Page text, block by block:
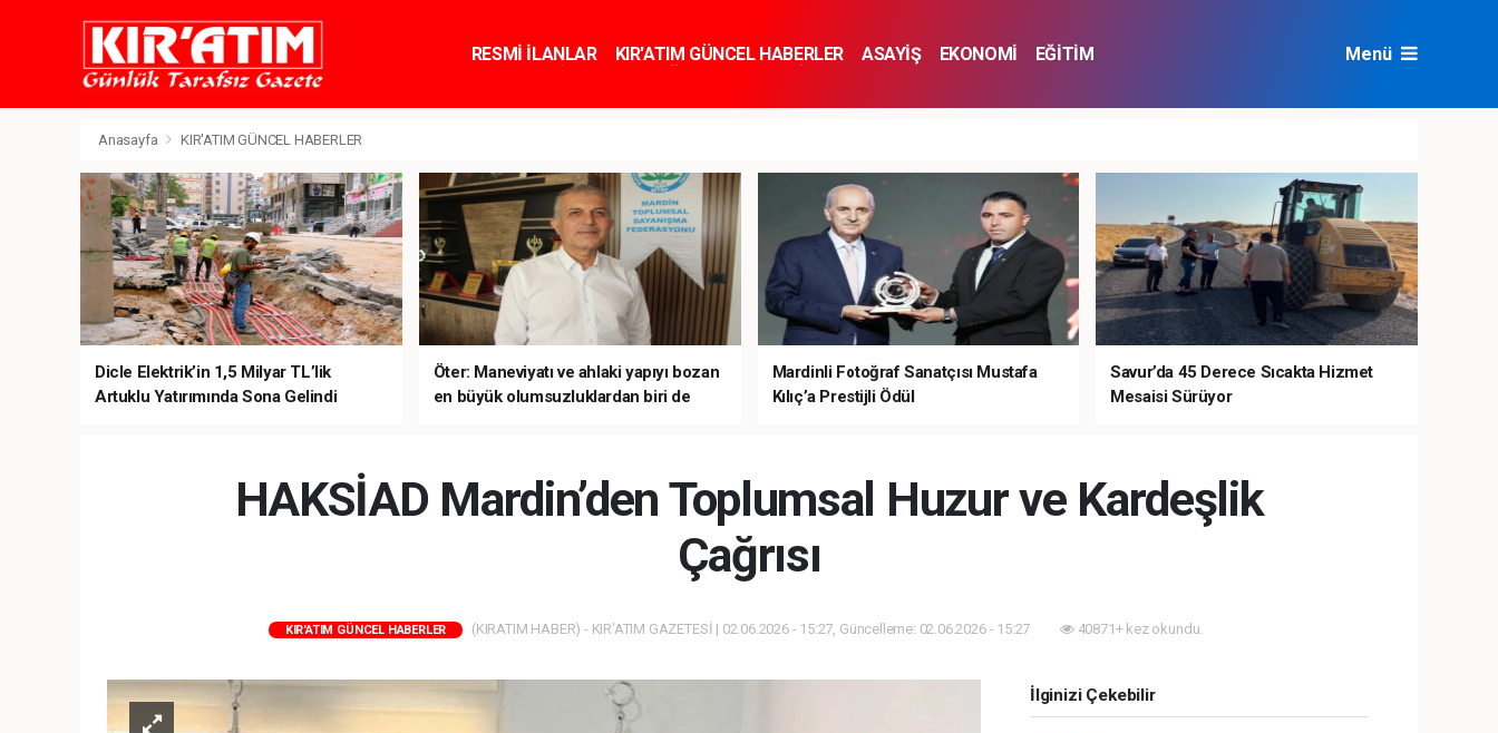
RESMİ İLANLAR KIR'ATIM GÜNCEL HABERLER ASAYİŞ EKONOMİ
EĞİTİM
Menü
Anasayfa KIR'ATIM GÜNCEL HABERLER
Dicle Elektrik’in 1,5 Milyar TL’lik
Artuklu Yatırımında Sona Gelindi
Öter: Maneviyatı ve ahlaki yapıyı bozan
en büyük olumsuzluklardan biri de
Mardinli Fotoğraf Sanatçısı Mustafa
Kılıç’a Prestijli Ödül
Savur’da 45 Derece Sıcakta Hizmet
Mesaisi Sürüyor
HAKSİAD Mardin’den Toplumsal Huzur ve Kardeşlik
Çağrısı
KIR'ATIM GÜNCEL HABERLER (KIRATIM HABER) - KIR'ATIM GAZETESİ | 02.06.2026 - 15:27, Güncelleme: 02.06.2026 - 15:27 40871+ kez okundu.
İlginizi Çekebilir